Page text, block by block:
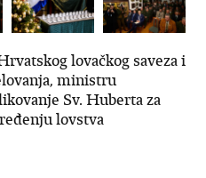
lovačkog saveza i
ministru
Sv. Huberta za
lovstva